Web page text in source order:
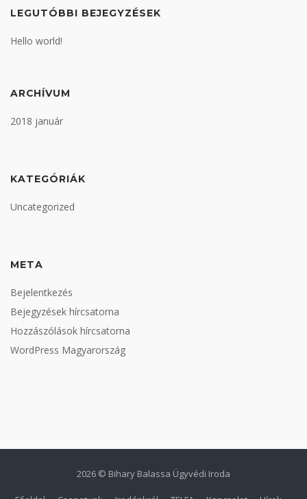
LEGUTÓBBI BEJEGYZÉSEK
Hello world!
ARCHÍVUM
2018 január
KATEGÓRIÁK
Uncategorized
META
Bejelentkezés
Bejegyzések hírcsatorna
Hozzászólások hírcsatorna
WordPress Magyarország
2026 © Bihary Balassa Ügyvédi Iroda